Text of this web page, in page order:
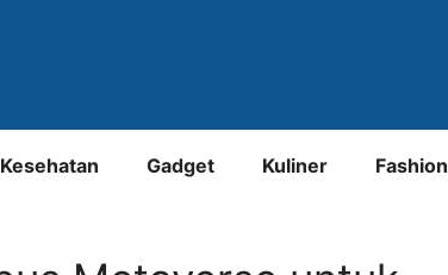
Kesehatan Gadget Kuliner Fashion